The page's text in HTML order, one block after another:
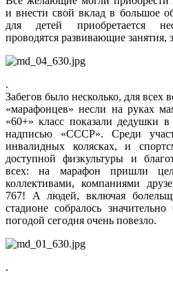
и внести свой вклад в большое
для детей приобретается
проводятся развивающие занятия,
.
Забегов было несколько, для всех
«марафонцев» несли на руках
«60+» класс показали дедушки
надписью «СССР». Среди
инвалидных колясках, и
доступной физкультуры и
всех: на марафон пришли
коллективами, компаниями
767! А людей, включая
стадионе собралось
погодой сегодня очень повезло.
.